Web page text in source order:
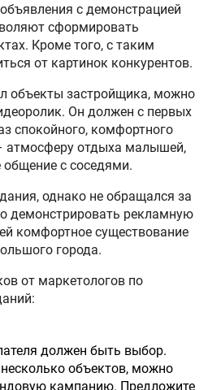
с демонстрацией
сформировать
Кроме того, с таким
от картинок конкурентов.
объекты застройщика, можно
Он должен с первых
спокойного, комфортного
атмосферу отдыха малышей,
с соседями.
однако не обращался за
демонстрировать рекламную
комфортное существование
города.
от маркетологов по
должен быть выбор.
объектов, можно
кампанию. Предложите